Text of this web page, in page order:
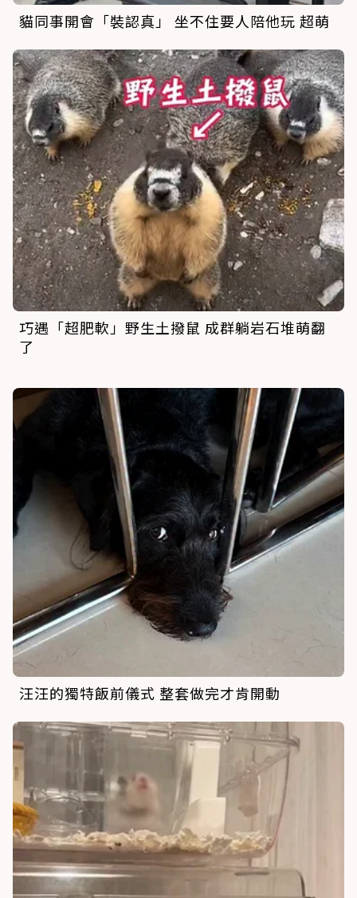
貓同事開會「裝認真」 坐不住要人陪他玩 超萌
巧遇「超肥軟」野生土撥鼠 成群躺岩石堆萌翻
了
汪汪的獨特飯前儀式 整套做完才肯開動